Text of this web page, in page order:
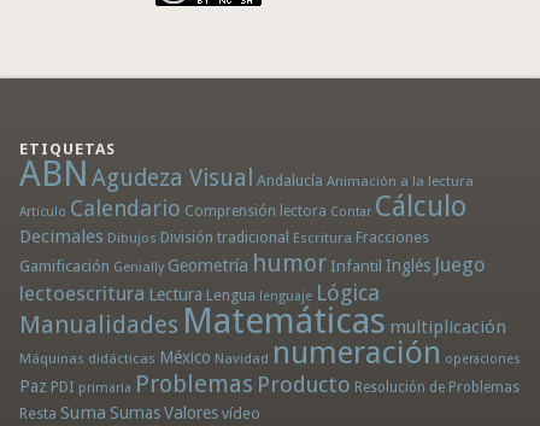
ETIQUETAS
ABN Agudeza Visual Andalucía Animación a la lectura
Artículo Calendario Comprensión lectora Contar Cálculo
Decimales Dibujos División tradicional Escritura Fracciones
Gamificación Genially Geometría humor Infantil Inglés Juego
lectoescritura Lectura Lengua lenguaje Lógica
Manualidades Matemáticas multiplicación
Máquinas didácticas México Navidad numeración operaciones
Paz PDI primaria Problemas Producto Resolución de Problemas
Resta Suma Sumas Valores vídeo